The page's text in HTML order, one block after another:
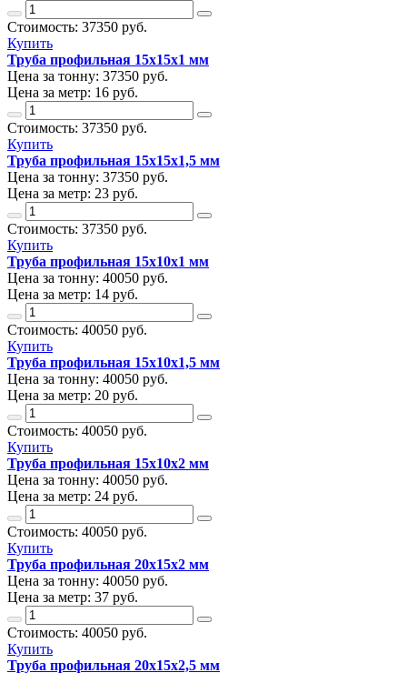
Стоимость: 37350 руб.
Купить
Труба профильная 15х15х1 мм
Цена за тонну: 37350 руб.
Цена за метр: 16 руб.
Стоимость: 37350 руб.
Купить
Труба профильная 15х15х1,5 мм
Цена за тонну: 37350 руб.
Цена за метр: 23 руб.
Стоимость: 37350 руб.
Купить
Труба профильная 15х10х1 мм
Цена за тонну: 40050 руб.
Цена за метр: 14 руб.
Стоимость: 40050 руб.
Купить
Труба профильная 15х10х1,5 мм
Цена за тонну: 40050 руб.
Цена за метр: 20 руб.
Стоимость: 40050 руб.
Купить
Труба профильная 15х10х2 мм
Цена за тонну: 40050 руб.
Цена за метр: 24 руб.
Стоимость: 40050 руб.
Купить
Труба профильная 20х15х2 мм
Цена за тонну: 40050 руб.
Цена за метр: 37 руб.
Стоимость: 40050 руб.
Купить
Труба профильная 20х15х2,5 мм